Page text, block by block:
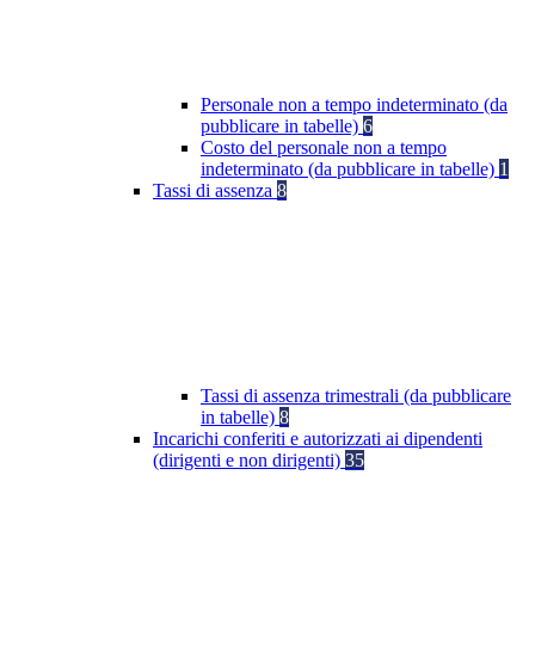
Personale non a tempo indeterminato (da
pubblicare in tabelle) 6
Costo del personale non a tempo
indeterminato (da pubblicare in tabelle) 1
Tassi di assenza 8
Tassi di assenza trimestrali (da pubblicare
in tabelle) 8
Incarichi conferiti e autorizzati ai dipendenti
(dirigenti e non dirigenti) 35